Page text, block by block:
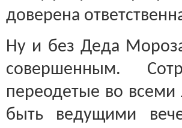
доверена
Ну и без Деда
совершенным.
переодетые во
быть ведущими